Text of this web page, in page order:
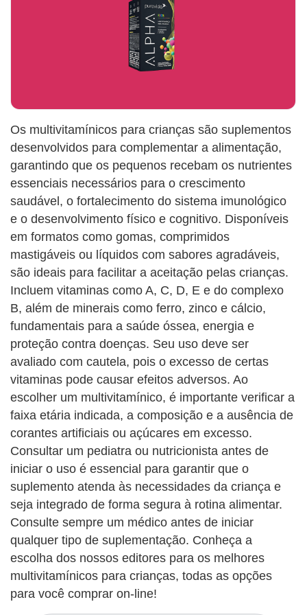
Os multivitamínicos para crianças são suplementos
desenvolvidos para complementar a alimentação,
garantindo que os pequenos recebam os nutrientes
essenciais necessários para o crescimento
saudável, o fortalecimento do sistema imunológico
e o desenvolvimento físico e cognitivo. Disponíveis
em formatos como gomas, comprimidos
mastigáveis ou líquidos com sabores agradáveis,
são ideais para facilitar a aceitação pelas crianças.
Incluem vitaminas como A, C, D, E e do complexo
B, além de minerais como ferro, zinco e cálcio,
fundamentais para a saúde óssea, energia e
proteção contra doenças. Seu uso deve ser
avaliado com cautela, pois o excesso de certas
vitaminas pode causar efeitos adversos. Ao
escolher um multivitamínico, é importante verificar a
faixa etária indicada, a composição e a ausência de
corantes artificiais ou açúcares em excesso.
Consultar um pediatra ou nutricionista antes de
iniciar o uso é essencial para garantir que o
suplemento atenda às necessidades da criança e
seja integrado de forma segura à rotina alimentar.
Consulte sempre um médico antes de iniciar
qualquer tipo de suplementação. Conheça a
escolha dos nossos editores para os melhores
multivitamínicos para crianças, todas as opções
para você comprar on-line!